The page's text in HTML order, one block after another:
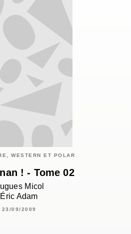
WESTERN ET POLAR
! - Tome 02
Micol
Éric Adam
23/09/2009